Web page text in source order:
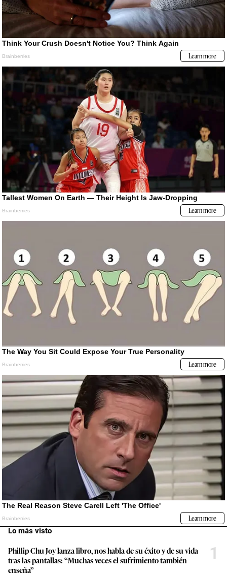
Lo más visto
Phillip Chu Joy lanza libro, nos habla de su éxito y de su vida
tras las pantallas: “Muchas veces el sufrimiento también
enseña”
1